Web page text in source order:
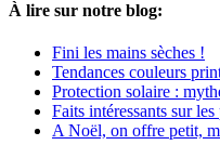
À lire sur notre blog:
Fini les mains sèches !
Tendances couleurs
Protection solaire :
Faits intéressants sur
A Noël, on offre petit,